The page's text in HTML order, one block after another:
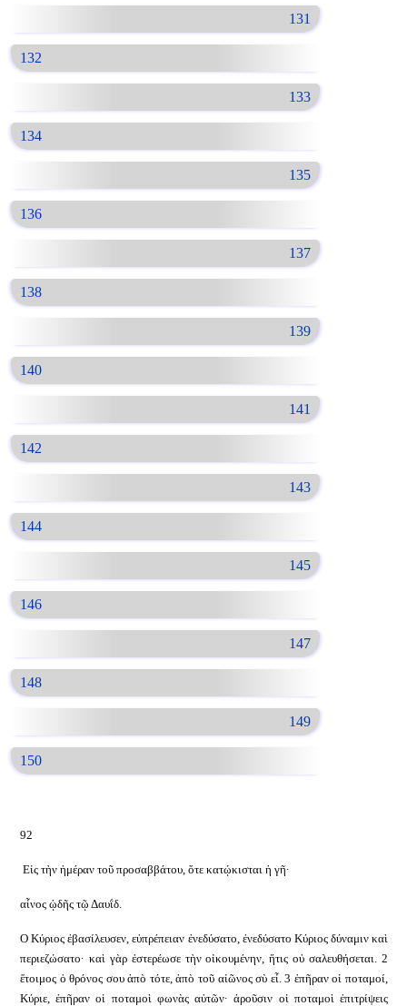
131
132
133
134
135
136
137
138
139
140
141
142
143
144
145
146
147
148
149
150
92
Εἰς τὴν ἡμέραν τοῦ προσαββάτου, ὅτε κατῴκισται ἡ γῆ·
αἶνος ᾠδῆς τῷ Δαυΐδ.
Ο Κύριος ἐβασίλευσεν, εὐπρέπειαν ἐνεδύσατο, ἐνεδύσατο Κύριος δύναμιν καὶ
περιεζώσατο· καὶ γὰρ ἐστερέωσε τὴν οἰκουμένην, ἥτις οὐ σαλευθήσεται. 2
ἕτοιμος ὁ θρόνος σου ἀπὸ τότε, ἀπὸ τοῦ αἰῶνος σὺ εἶ. 3 ἐπῆραν οἱ ποταμοί,
Κύριε, ἐπῆραν οἱ ποταμοὶ φωνὰς αὐτῶν· ἀροῦσιν οἱ ποταμοὶ ἐπιτρίψεις